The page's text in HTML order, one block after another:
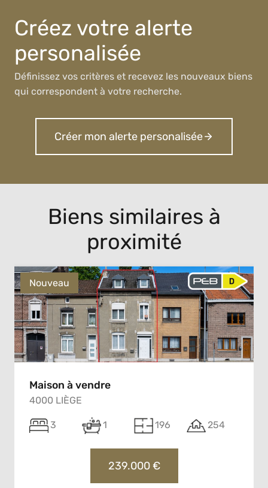
Créez votre alerte
personalisée
Définissez vos critères et recevez les nouveaux biens
qui correspondent à votre recherche.
Créer mon alerte personalisée
Biens similaires à
proximité
Nouveau
Maison à vendre
4000 LIÈGE
3 1 196 254
239.000 €